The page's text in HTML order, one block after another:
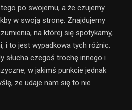
po swojemu, a że czujemy
w swoją stronę. Znajdujemy
na której się spotykamy,
i to jest wypadkowa tych różnic.
słucha czegoś trochę innego i
w jakimś punkcie jednak
ze udaje nam się to nie